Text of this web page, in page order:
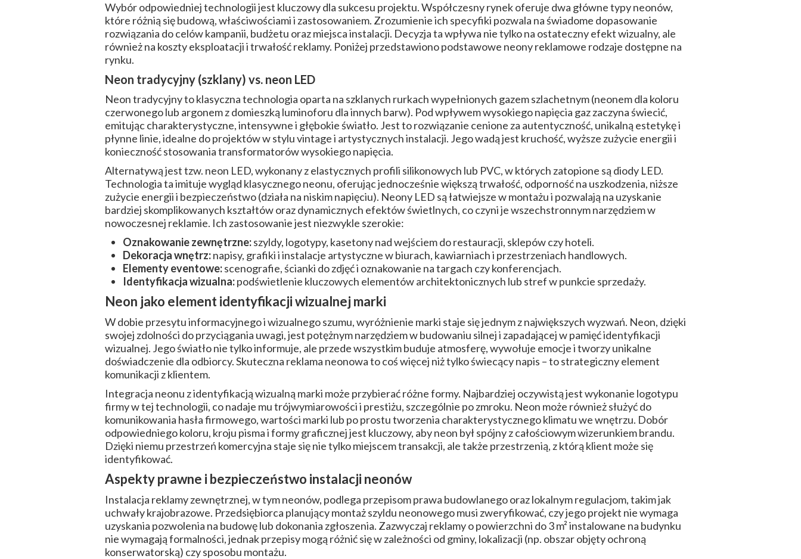
Wybór odpowiedniej technologii jest kluczowy dla sukcesu projektu. Współczesny rynek oferuje dwa główne typy neonów,
które różnią się budową, właściwościami i zastosowaniem. Zrozumienie ich specyfiki pozwala na świadome dopasowanie
rozwiązania do celów kampanii, budżetu oraz miejsca instalacji. Decyzja ta wpływa nie tylko na ostateczny efekt wizualny, ale
również na koszty eksploatacji i trwałość reklamy. Poniżej przedstawiono podstawowe neony reklamowe rodzaje dostępne na
rynku.
Neon tradycyjny (szklany) vs. neon LED
Neon tradycyjny to klasyczna technologia oparta na szklanych rurkach wypełnionych gazem szlachetnym (neonem dla koloru
czerwonego lub argonem z domieszką luminoforu dla innych barw). Pod wpływem wysokiego napięcia gaz zaczyna świecić,
emitując charakterystyczne, intensywne i głębokie światło. Jest to rozwiązanie cenione za autentyczność, unikalną estetykę i
płynne linie, idealne do projektów w stylu vintage i artystycznych instalacji. Jego wadą jest kruchość, wyższe zużycie energii i
konieczność stosowania transformatorów wysokiego napięcia.
Alternatywą jest tzw. neon LED, wykonany z elastycznych profili silikonowych lub PVC, w których zatopione są diody LED.
Technologia ta imituje wygląd klasycznego neonu, oferując jednocześnie większą trwałość, odporność na uszkodzenia, niższe
zużycie energii i bezpieczeństwo (działa na niskim napięciu). Neony LED są łatwiejsze w montażu i pozwalają na uzyskanie
bardziej skomplikowanych kształtów oraz dynamicznych efektów świetlnych, co czyni je wszechstronnym narzędziem w
nowoczesnej reklamie. Ich zastosowanie jest niezwykle szerokie:
Oznakowanie zewnętrzne:szyldy, logotypy, kasetony nad wejściem do restauracji, sklepów czy hoteli.
Dekoracja wnętrz:napisy, grafiki i instalacje artystyczne w biurach, kawiarniach i przestrzeniach handlowych.
Elementy eventowe:scenografie, ścianki do zdjęć i oznakowanie na targach czy konferencjach.
Identyfikacja wizualna:podświetlenie kluczowych elementów architektonicznych lub stref w punkcie sprzedaży.
Neon jako element identyfikacji wizualnej marki
W dobie przesytu informacyjnego i wizualnego szumu, wyróżnienie marki staje się jednym z największych wyzwań. Neon, dzięki
swojej zdolności do przyciągania uwagi, jest potężnym narzędziem w budowaniu silnej i zapadającej w pamięć identyfikacji
wizualnej. Jego światło nie tylko informuje, ale przede wszystkim buduje atmosferę, wywołuje emocje i tworzy unikalne
doświadczenie dla odbiorcy. Skuteczna reklama neonowa to coś więcej niż tylko świecący napis – to strategiczny element
komunikacji z klientem.
Integracja neonu z identyfikacją wizualną marki może przybierać różne formy. Najbardziej oczywistą jest wykonanie logotypu
firmy w tej technologii, co nadaje mu trójwymiarowości i prestiżu, szczególnie po zmroku. Neon może również służyć do
komunikowania hasła firmowego, wartości marki lub po prostu tworzenia charakterystycznego klimatu we wnętrzu. Dobór
odpowiedniego koloru, kroju pisma i formy graficznej jest kluczowy, aby neon był spójny z całościowym wizerunkiem brandu.
Dzięki niemu przestrzeń komercyjna staje się nie tylko miejscem transakcji, ale także przestrzenią, z którą klient może się
identyfikować.
Aspekty prawne i bezpieczeństwo instalacji neonów
Instalacja reklamy zewnętrznej, w tym neonów, podlega przepisom prawa budowlanego oraz lokalnym regulacjom, takim jak
uchwały krajobrazowe. Przedsiębiorca planujący montaż szyldu neonowego musi zweryfikować, czy jego projekt nie wymaga
uzyskania pozwolenia na budowę lub dokonania zgłoszenia. Zazwyczaj reklamy o powierzchni do 3 m² instalowane na budynku
nie wymagają formalności, jednak przepisy mogą różnić się w zależności od gminy, lokalizacji (np. obszar objęty ochroną
konserwatorską) czy sposobu montażu.